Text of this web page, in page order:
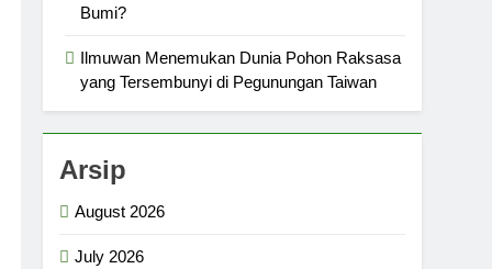
Bumi?
Ilmuwan Menemukan Dunia Pohon Raksasa
yang Tersembunyi di Pegunungan Taiwan
Arsip
August 2026
July 2026